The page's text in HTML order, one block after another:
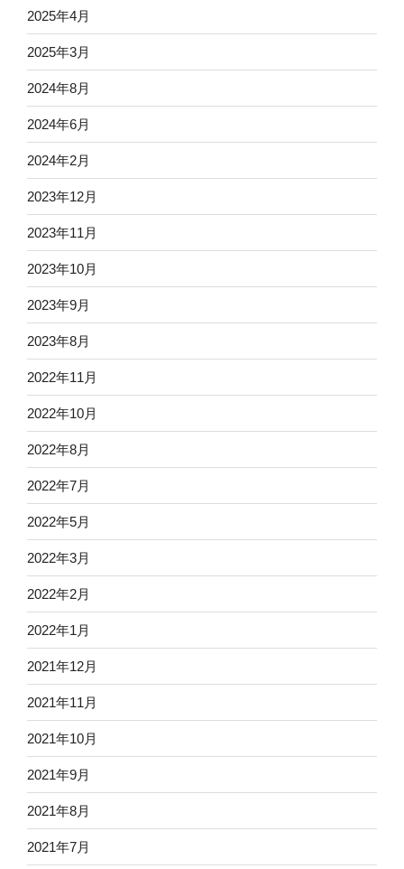
2025年4月
2025年3月
2024年8月
2024年6月
2024年2月
2023年12月
2023年11月
2023年10月
2023年9月
2023年8月
2022年11月
2022年10月
2022年8月
2022年7月
2022年5月
2022年3月
2022年2月
2022年1月
2021年12月
2021年11月
2021年10月
2021年9月
2021年8月
2021年7月